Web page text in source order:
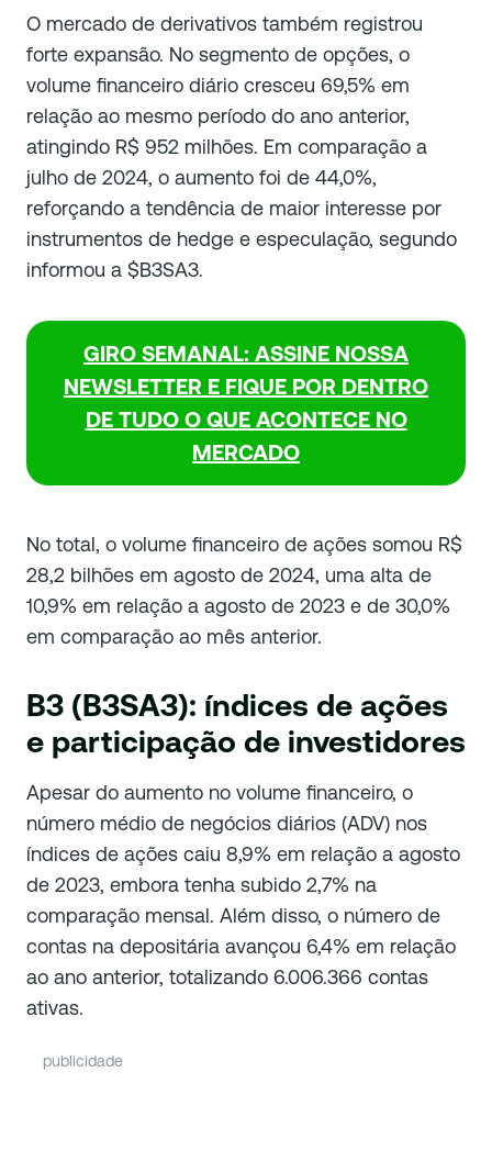
O mercado de derivativos também registrou
forte expansão. No segmento de opções, o
volume financeiro diário cresceu 69,5% em
relação ao mesmo período do ano anterior,
atingindo R$ 952 milhões. Em comparação a
julho de 2024, o aumento foi de 44,0%,
reforçando a tendência de maior interesse por
instrumentos de hedge e especulação, segundo
informou a $B3SA3.
GIRO SEMANAL: ASSINE NOSSA
NEWSLETTER E FIQUE POR DENTRO
DE TUDO O QUE ACONTECE NO
MERCADO
No total, o volume financeiro de ações somou R$
28,2 bilhões em agosto de 2024, uma alta de
10,9% em relação a agosto de 2023 e de 30,0%
em comparação ao mês anterior.
B3 (B3SA3): índices de ações
e participação de investidores
Apesar do aumento no volume financeiro, o
número médio de negócios diários (ADV) nos
índices de ações caiu 8,9% em relação a agosto
de 2023, embora tenha subido 2,7% na
comparação mensal. Além disso, o número de
contas na depositária avançou 6,4% em relação
ao ano anterior, totalizando 6.006.366 contas
ativas.
publicidade